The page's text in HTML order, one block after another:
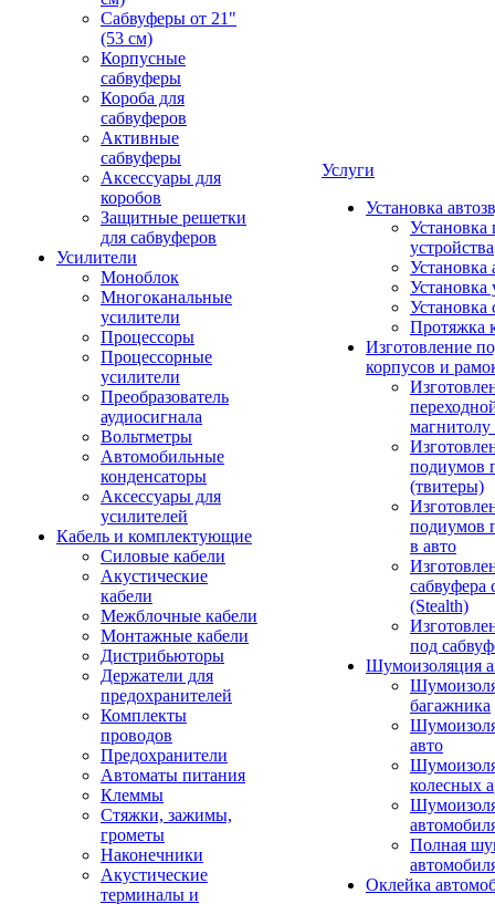
Сабвуферы от 21"
(53 см)
Корпусные
сабвуферы
Короба для
сабвуферов
Активные
сабвуферы
Аксессуары для
коробов
Защитные решетки
для сабвуферов
Усилители
Моноблок
Многоканальные
усилители
Процессоры
Процессорные
усилители
Преобразователь
аудиосигнала
Вольтметры
Автомобильные
конденсаторы
Аксессуары для
усилителей
Кабель и комплектующие
Силовые кабели
Акустические
кабели
Межблочные кабели
Монтажные кабели
Дистрибьюторы
Держатели для
предохранителей
Комплекты
проводов
Предохранители
Автоматы питания
Клеммы
Стяжки, зажимы,
грометы
Наконечники
Акустические
терминалы и
Услуги
Установка
Установка
устройства
Установка
Установка
Установка
Протяжка
Изготовление
корпусов и
подиумов
(твитеры)
подиумов
в авто
сабвуфера
(Stealth)
под
Шумоизоляция
багажника
авто
колесных
Полная
Оклейка